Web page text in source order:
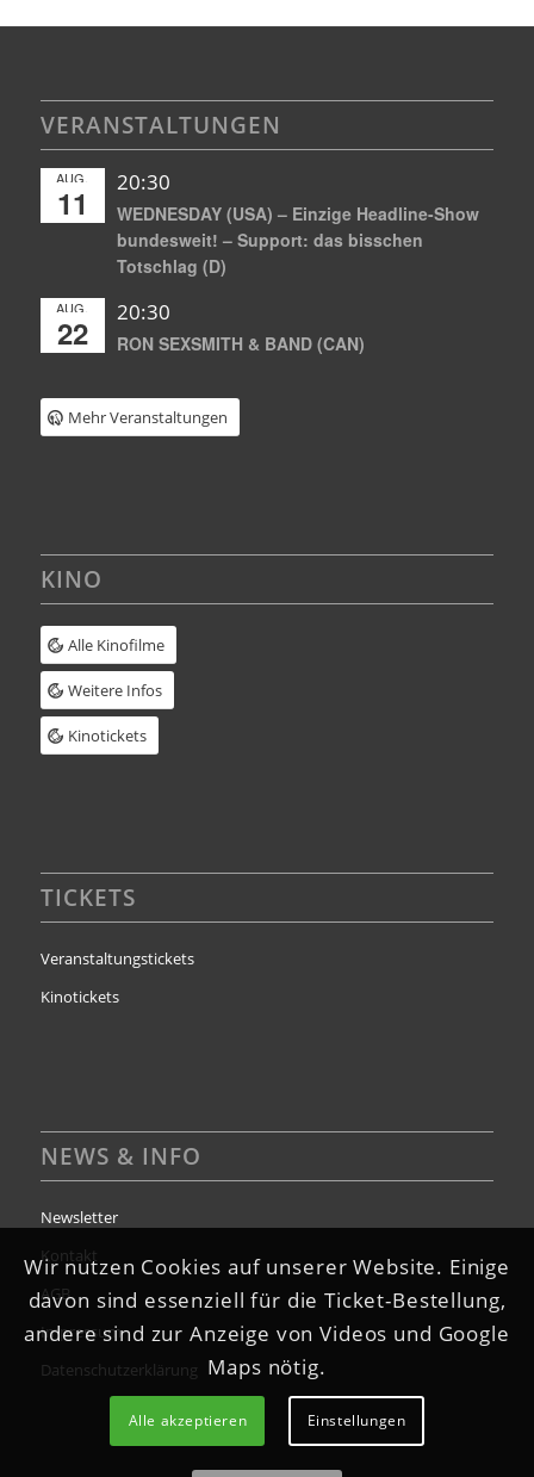
VERANSTALTUNGEN
AUG.
11
20:30
WEDNESDAY (USA) – Einzige Headline-Show
bundesweit! – Support: das bisschen
Totschlag (D)
AUG.
22
20:30
RON SEXSMITH & BAND (CAN)
Mehr Veranstaltungen
KINO
Alle Kinofilme
Weitere Infos
Kinotickets
TICKETS
Veranstaltungstickets
Kinotickets
NEWS & INFO
Newsletter
Kontakt
AGB
Impressum
Datenschutzerklärung
Wir nutzen Cookies auf unserer Website. Einige
davon sind essenziell für die Ticket-Bestellung,
andere sind zur Anzeige von Videos und Google
Maps nötig.
Alle akzeptieren Einstellungen